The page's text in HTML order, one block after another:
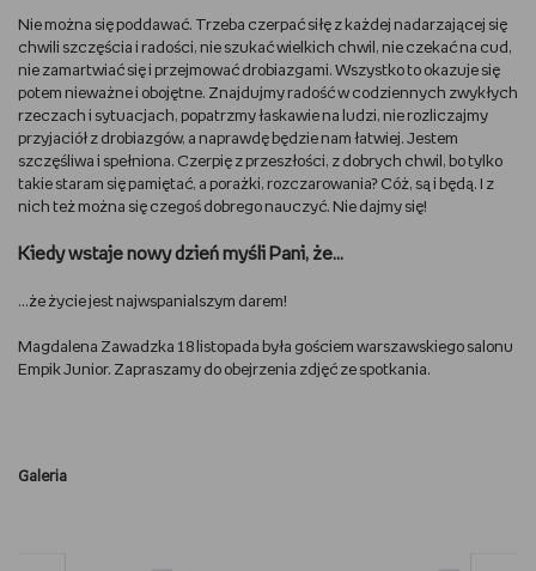
Nie można się poddawać. Trzeba czerpać siłę z każdej nadarzającej się
chwili szczęścia i radości, nie szukać wielkich chwil, nie czekać na cud,
nie zamartwiać się i przejmować drobiazgami. Wszystko to okazuje się
potem nieważne i obojętne. Znajdujmy radość w codziennych zwykłych
rzeczach i sytuacjach, popatrzmy łaskawie na ludzi, nie rozliczajmy
przyjaciół z drobiazgów, a naprawdę będzie nam łatwiej. Jestem
szczęśliwa i spełniona. Czerpię z przeszłości, z dobrych chwil, bo tylko
takie staram się pamiętać, a porażki, rozczarowania? Cóż, są i będą. I z
nich też można się czegoś dobrego nauczyć. Nie dajmy się!
Kiedy wstaje nowy dzień myśli Pani, że…
…że życie jest najwspanialszym darem!
Magdalena Zawadzka 18 listopada była gościem warszawskiego salonu
Empik Junior. Zapraszamy do obejrzenia zdjęć ze spotkania.
Galeria